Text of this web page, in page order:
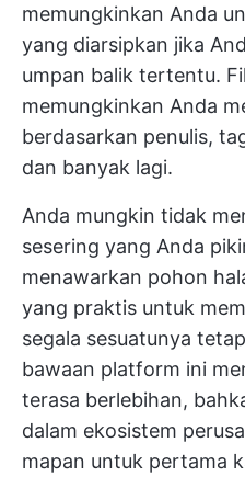
memungkinkan Anda
yang diarsipkan jika
umpan balik tertentu.
memungkinkan Anda
berdasarkan penulis,
dan banyak lagi.
Anda mungkin tidak
sesering yang Anda
menawarkan pohon
yang praktis untuk
segala sesuatunya
bawaan platform ini
terasa berlebihan,
dalam ekosistem
mapan untuk pertama